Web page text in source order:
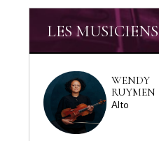
LES MUSICIENS
WENDY
RUYMEN
Alto